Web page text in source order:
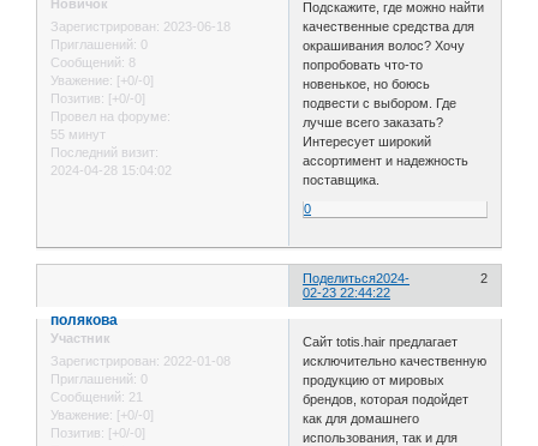
Новичок
Зарегистрирован: 2023-06-18
Приглашений: 0
Сообщений: 8
Уважение: [+0/-0]
Позитив: [+0/-0]
Провел на форуме:
55 минут
Последний визит:
2024-04-28 15:04:02
Подскажите, где можно найти
качественные средства для
окрашивания волос? Хочу
попробовать что-то
новенькое, но боюсь
подвести с выбором. Где
лучше всего заказать?
Интересует широкий
ассортимент и надежность
поставщика.
0
Поделиться 2
2024-
02-23 22:44:22
полякова
Участник
Зарегистрирован: 2022-01-08
Приглашений: 0
Сообщений: 21
Уважение: [+0/-0]
Позитив: [+0/-0]
Сайт totis.hair предлагает
исключительно качественную
продукцию от мировых
брендов, которая подойдет
как для домашнего
использования, так и для